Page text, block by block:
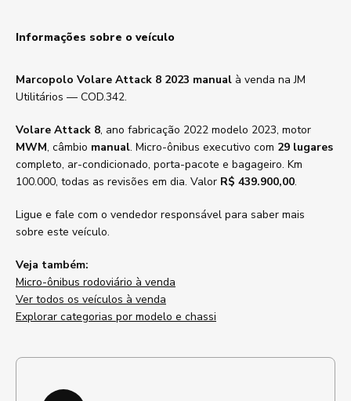
Informações sobre o veículo
Marcopolo Volare Attack 8 2023 manual à venda na JM
Utilitários — COD.342.
Volare Attack 8, ano fabricação 2022 modelo 2023, motor
MWM, câmbio manual. Micro-ônibus executivo com 29 lugares
completo, ar-condicionado, porta-pacote e bagageiro. Km
100.000, todas as revisões em dia. Valor R$ 439.900,00.
Ligue e fale com o vendedor responsável para saber mais
sobre este veículo.
Veja também:
Micro-ônibus rodoviário à venda
Ver todos os veículos à venda
Explorar categorias por modelo e chassi